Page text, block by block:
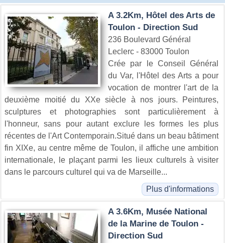
A 3.2Km, Hôtel des Arts de
Toulon - Direction Sud
236 Boulevard Général
Leclerc - 83000 Toulon
Crée par le Conseil Général
du Var, l'Hôtel des Arts a pour
vocation de montrer l'art de la
deuxième moitié du XXe siècle à nos jours. Peintures,
sculptures et photographies sont particulièrement à
l'honneur, sans pour autant exclure les formes les plus
récentes de l'Art Contemporain.Situé dans un beau bâtiment
fin XIXe, au centre même de Toulon, il affiche une ambition
internationale, le plaçant parmi les lieux culturels à visiter
dans le parcours culturel qui va de Marseille...
Plus d'informations
A 3.6Km, Musée National
de la Marine de Toulon -
Direction Sud